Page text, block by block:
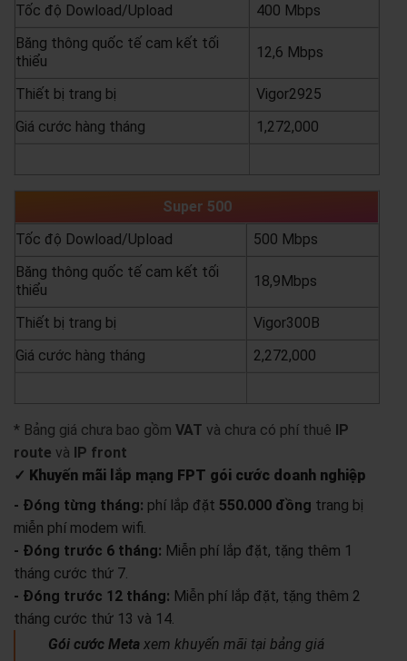
Tốc độ Dowload/Upload
400 Mbps
Băng thông quốc tế cam kết tối
thiểu
12,6 Mbps
Thiết bị trang bị
Vigor2925
Giá cước hàng tháng
1,272,000
Super 500
Tốc độ Dowload/Upload
500 Mbps
Băng thông quốc tế cam kết tối
thiểu
18,9Mbps
Thiết bị trang bị
Vigor300B
Giá cước hàng tháng
2,272,000
* Bảng giá chưa bao gồm VAT và chưa có phí thuê IP
route và IP front
✓ Khuyến mãi lắp mạng FPT gói cước doanh nghiệp
- Đóng từng tháng: phí lắp đặt 550.000 đồng trang bị
miễn phí modem wifi.
- Đóng trước 6 tháng: Miễn phí lắp đặt, tặng thêm 1
tháng cước thứ 7.
- Đóng trước 12 tháng: Miễn phí lắp đặt, tặng thêm 2
tháng cước thứ 13 và 14.
Gói cước Meta xem khuyến mãi tại bảng giá